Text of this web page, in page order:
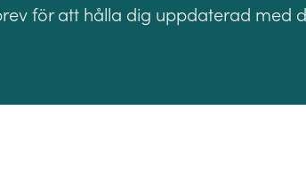
för att hålla dig uppdaterad med